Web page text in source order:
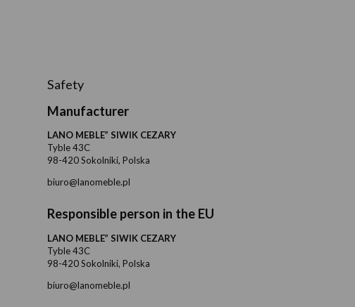
Safety
Manufacturer
LANO MEBLE” SIWIK CEZARY
Tyble 43C
98-420 Sokolniki, Polska
biuro@lanomeble.pl
Responsible person in the EU
LANO MEBLE” SIWIK CEZARY
Tyble 43C
98-420 Sokolniki, Polska
biuro@lanomeble.pl